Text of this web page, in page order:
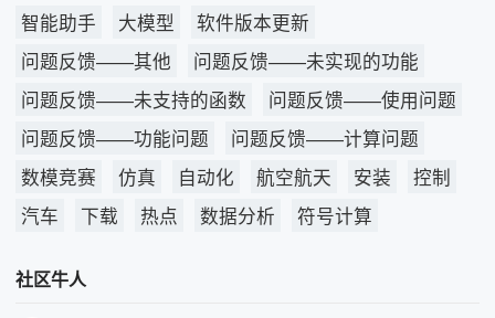
智能助手 大模型
软件版本更新
问题反馈——其他
问题反馈——未实现的功能
问题反馈——未支持的函数
问题反馈——使用问题
问题反馈——功能问题
问题反馈——计算问题
数模竞赛
仿真 自动化 航空航天 安装
控制
汽车
下载 热点 数据分析 符号计算
社区牛人